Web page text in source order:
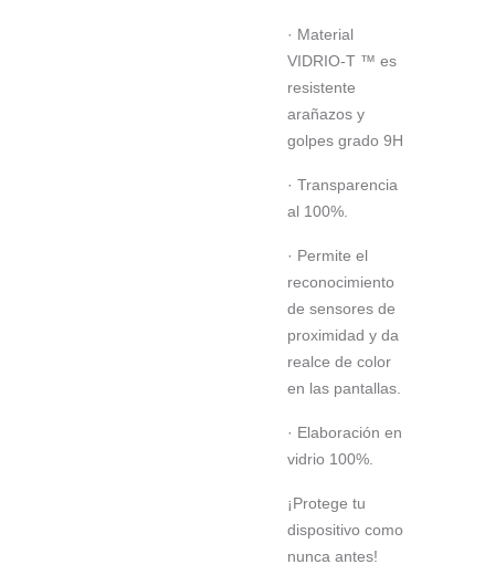
· Material
VIDRIO-T ™ es
resistente
arañazos y
golpes grado 9H
· Transparencia
al 100%.
· Permite el
reconocimiento
de sensores de
proximidad y da
realce de color
en las pantallas.
· Elaboración en
vidrio 100%.
¡Protege tu
dispositivo como
nunca antes!